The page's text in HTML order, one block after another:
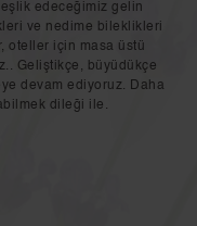
edeceğimiz gelin
ve nedime bileklikleri
oteller için masa üstü
Geliştikçe, büyüdükçe
devam ediyoruz. Daha
dileği ile.